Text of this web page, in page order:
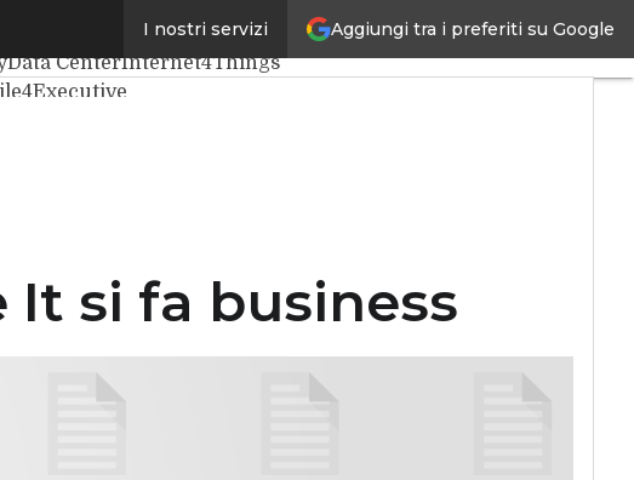
Aggiungi tra i preferiti su Google
I nostri servizi
Intelligenza ArtificialeBig Data
Data CenterInternet4Things
It si fa business